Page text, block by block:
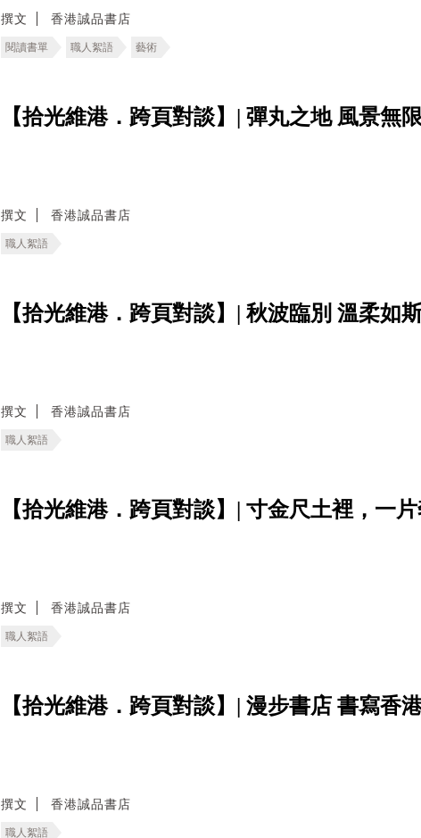
撰文 香港誠品書店
閱讀書單 職人絮語 藝術
【拾光維港．跨頁對談】| 彈丸之地 風景無
撰文 香港誠品書店
職人絮語
【拾光維港．跨頁對談】| 秋波臨別 溫柔如
撰文 香港誠品書店
職人絮語
【拾光維港．跨頁對談】| 寸金尺土裡，一
撰文 香港誠品書店
職人絮語
【拾光維港．跨頁對談】| 漫步書店 書寫香
撰文 香港誠品書店
職人絮語